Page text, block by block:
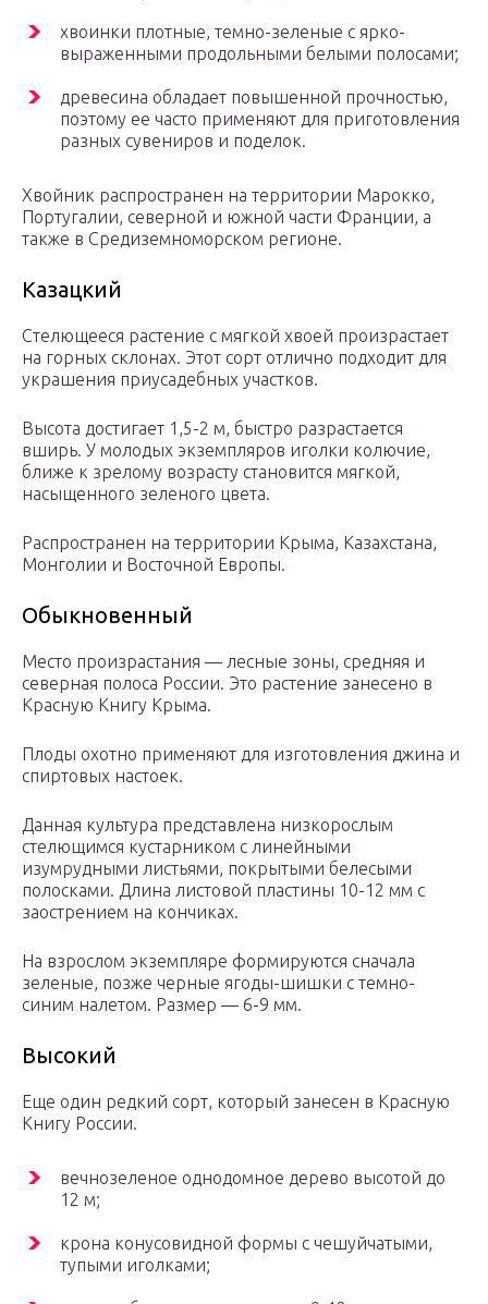
хвоинки плотные, темно-зеленые с ярко-
выраженными продольными белыми полосами;
древесина обладает повышенной прочностью,
поэтому ее часто применяют для приготовления
разных сувениров и поделок.
Хвойник распространен на территории Марокко,
Португалии, северной и южной части Франции, а
также в Средиземноморском регионе.
Казацкий
Стелющееся растение с мягкой хвоей произрастает
на горных склонах. Этот сорт отлично подходит для
украшения приусадебных участков.
Высота достигает 1,5-2 м, быстро разрастается
вширь. У молодых экземпляров иголки колючие,
ближе к зрелому возрасту становится мягкой,
насыщенного зеленого цвета.
Распространен на территории Крыма, Казахстана,
Монголии и Восточной Европы.
Обыкновенный
Место произрастания — лесные зоны, средняя и
северная полоса России. Это растение занесено в
Красную Книгу Крыма.
Плоды охотно применяют для изготовления джина и
спиртовых настоек.
Данная культура представлена низкорослым
стелющимся кустарником с линейными
изумрудными листьями, покрытыми белесыми
полосками. Длина листовой пластины 10-12 мм с
заострением на кончиках.
На взрослом экземпляре формируются сначала
зеленые, позже черные ягоды-шишки с темно-
синим налетом. Размер — 6-9 мм.
Высокий
Еще один редкий сорт, который занесен в Красную
Книгу России.
вечнозеленое однодомное дерево высотой до
12 м;
крона конусовидной формы с чешуйчатыми,
тупыми иголками;